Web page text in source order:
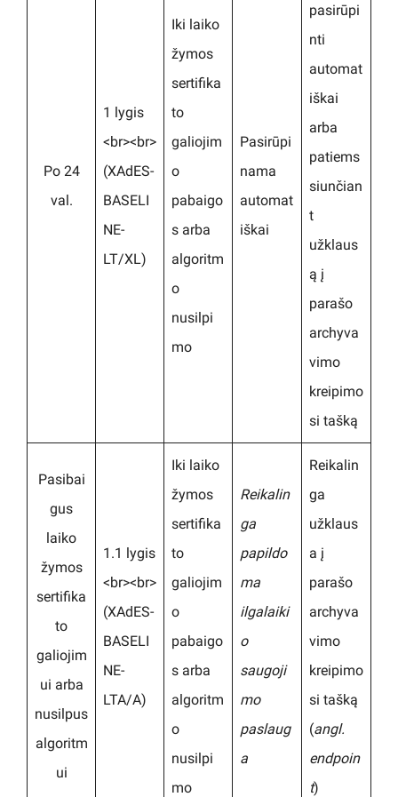
Po 24
val.
1 lygis
<br><br>
(XAdES-
BASELI
NE-
LT/XL)
Iki laiko
žymos
sertifika
to
galiojim
o
pabaigo
s arba
algoritm
o
nusilpi
mo
Pasirūpi
nama
automat
iškai
pasirūpi
nti
automat
iškai
arba
patiems
siunčian
t
užklaus
ą į
parašo
archyva
vimo
kreipimo
si tašką
Pasibai
gus
laiko
žymos
sertifika
to
galiojim
ui arba
nusilpus
algoritm
ui
1.1 lygis
<br><br>
(XAdES-
BASELI
NE-
LTA/A)
Iki laiko
žymos
sertifika
to
galiojim
o
pabaigo
s arba
algoritm
o
nusilpi
mo
Reikalin
ga
papildo
ma
ilgalaiki
o
saugoji
mo
paslaug
a
Reikalin
ga
užklaus
a į
parašo
archyva
vimo
kreipimo
si tašką
(angl.
endpoin
t)